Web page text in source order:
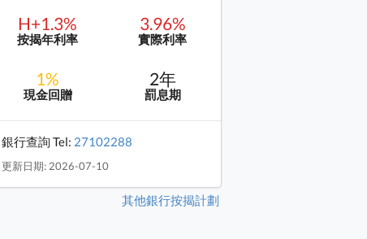
H+1.3%
按揭年利率
3.96%
實際利率
1%
現金回贈
2年
罰息期
銀行查詢 Tel: 27102288
更新日期: 2026-07-10
其他銀行按揭計劃